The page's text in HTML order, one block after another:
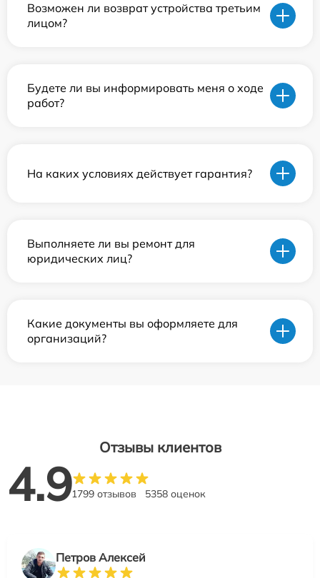
Возможен ли возврат устройства третьим
лицом?
Будете ли вы информировать меня о ходе
работ?
На каких условиях действует гарантия?
Выполняете ли вы ремонт для
юридических лиц?
Какие документы вы оформляете для
организаций?
Отзывы клиентов
4.91799 отзывов 5358 оценок
Петров Алексей